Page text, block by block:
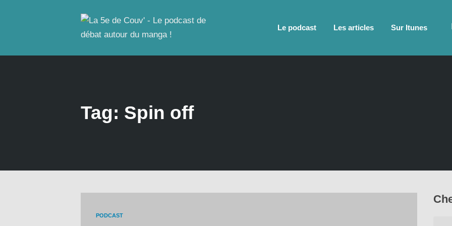
Le podcast Les articles Sur Itunes
Tag: Spin off
PODCAST